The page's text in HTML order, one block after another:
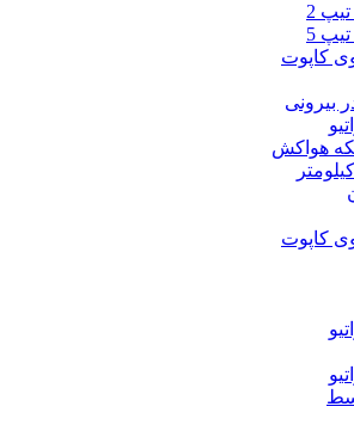
2
5
کاپوت
بیرونی
هواکش
کاپوت